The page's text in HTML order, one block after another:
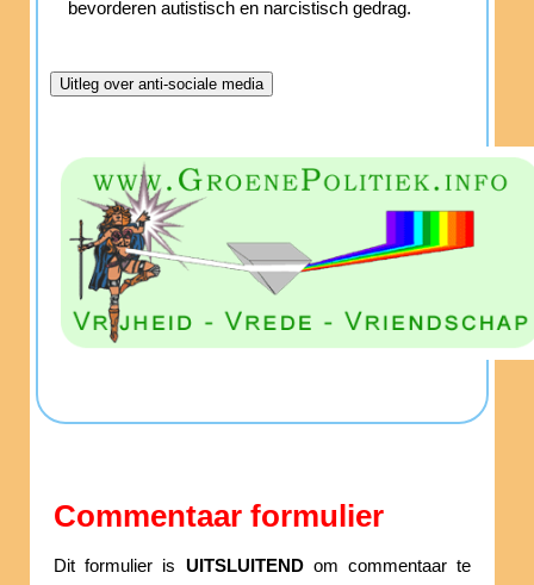
bevorderen autistisch en narcistisch gedrag.
Commentaar formulier
Dit formulier is UITSLUITENDom commentaar te